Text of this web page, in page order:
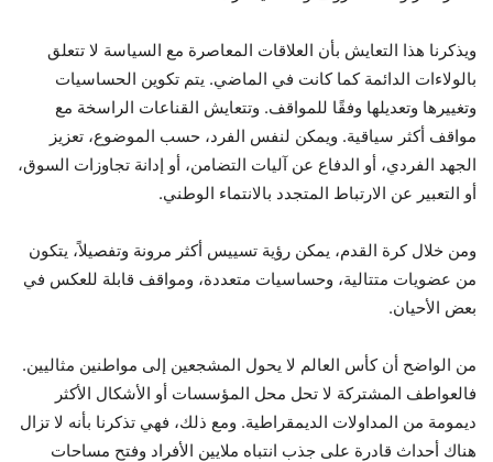
ويذكرنا هذا التعايش بأن العلاقات المعاصرة مع السياسة لا تتعلق
بالولاءات الدائمة كما كانت في الماضي. يتم تكوين الحساسيات
وتغييرها وتعديلها وفقًا للمواقف. وتتعايش القناعات الراسخة مع
مواقف أكثر سياقية. ويمكن لنفس الفرد، حسب الموضوع، تعزيز
الجهد الفردي، أو الدفاع عن آليات التضامن، أو إدانة تجاوزات السوق،
أو التعبير عن الارتباط المتجدد بالانتماء الوطني.
ومن خلال كرة القدم، يمكن رؤية تسييس أكثر مرونة وتفصيلاً، يتكون
من عضويات متتالية، وحساسيات متعددة، ومواقف قابلة للعكس في
بعض الأحيان.
من الواضح أن كأس العالم لا يحول المشجعين إلى مواطنين مثاليين.
فالعواطف المشتركة لا تحل محل المؤسسات أو الأشكال الأكثر
ديمومة من المداولات الديمقراطية. ومع ذلك، فهي تذكرنا بأنه لا تزال
هناك أحداث قادرة على جذب انتباه ملايين الأفراد وفتح مساحات